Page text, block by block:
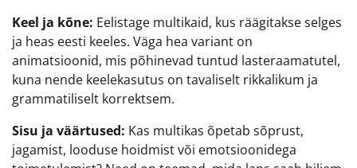
Keel ja kõne: Eelistage multikaid, kus räägitakse selges
ja heas eesti keeles. Väga hea variant on
animatsioonid, mis põhinevad tuntud lasteraamatutel,
kuna nende keelekasutus on tavaliselt rikkalikum ja
grammatiliselt korrektsem.
Sisu ja väärtused: Kas multikas õpetab sõprust,
jagamist, looduse hoidmist või emotsioonidega